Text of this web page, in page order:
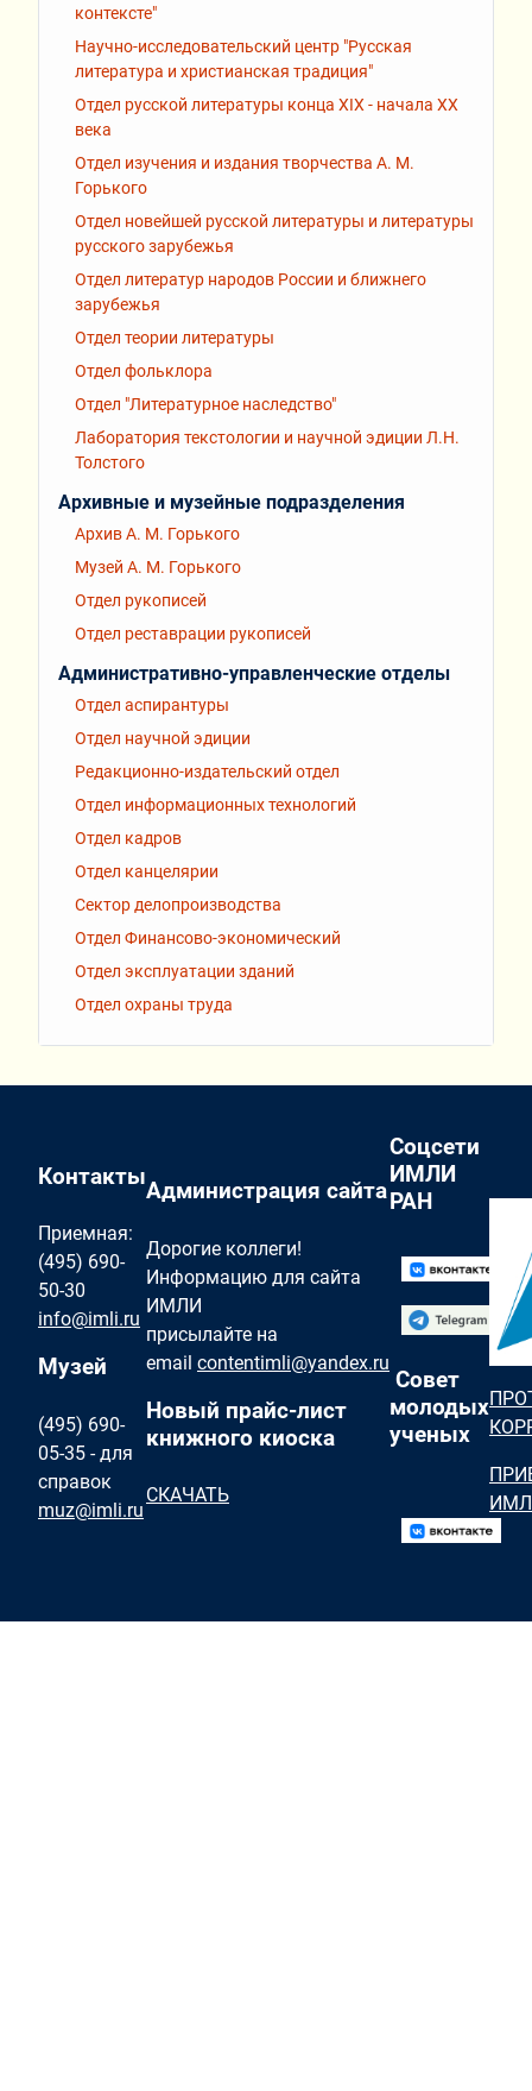
контексте"
Научно-исследовательский центр "Русская
литература и христианская традиция"
Отдел русской литературы конца XIX - начала XX
века
Отдел изучения и издания творчества А. М.
Горького
Отдел новейшей русской литературы и литературы
русского зарубежья
Отдел литератур народов России и ближнего
зарубежья
Отдел теории литературы
Отдел фольклора
Отдел "Литературное наследство"
Лаборатория текстологии и научной эдиции Л.Н.
Толстого
Архивные и музейные подразделения
Архив А. М. Горького
Музей А. М. Горького
Отдел рукописей
Отдел реставрации рукописей
Административно-управленческие отделы
Отдел аспирантуры
Отдел научной эдиции
Редакционно-издательский отдел
Отдел информационных технологий
Отдел кадров
Отдел канцелярии
Сектор делопроизводства
Отдел Финансово-экономический
Отдел эксплуатации зданий
Отдел охраны труда
Контакты
Приемная:
(495) 690-
50-30
info@imli.ru
Музей
(495) 690-
05-35 - для
справок
muz@imli.ru
Администрация сайта
Дорогие коллеги!
Информацию для сайта
ИМЛИ
присылайте на
email contentimli@yandex.ru
Новый прайс-лист
книжного киоска
СКАЧАТЬ
Соцсети
ИМЛИ
РАН
Совет
молодых
ученых